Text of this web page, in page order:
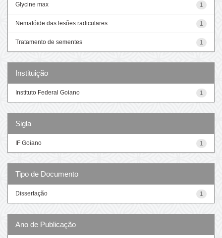
1
Glycine max
1
Nematóide das lesões radiculares
1
Tratamento de sementes
Instituição
1
Instituto Federal Goiano
Sigla
1
IF Goiano
Tipo de Documento
1
Dissertação
Ano de Publicação